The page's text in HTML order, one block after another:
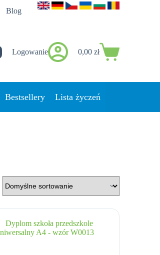
Blog
Logowanie Koszyk
0,00zł
Bestsellery Lista życzeń